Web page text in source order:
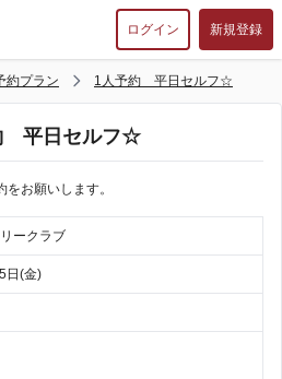
ログイン 新規登録
約プラン 1人予約 平日セルフ☆
平日セルフ☆
お願いします。
ークラブ
日(金)